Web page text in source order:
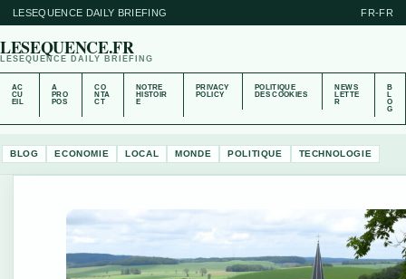
LESEQUENCE DAILY BRIEFING FR-FR
LESEQUENCE.FR
LESEQUENCE DAILY BRIEFING
AC
CU
EIL
A
PRO
POS
CO
NTA
CT
NOTRE
HISTOIR
E
PRIVACY
POLICY
POLITIQUE
DES COOKIES
NEWS
LETTE
R
B
L
O
G
BLOG ECONOMIE LOCAL MONDE POLITIQUE TECHNOLOGIE